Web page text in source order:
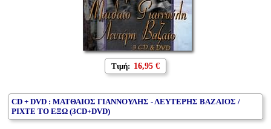
Τιμή: 16,95 €
CD + DVD : ΜΑΤΘΑΙΟΣ ΓΙΑΝΝΟΥΛΗΣ - ΛΕΥΤΕΡΗΣ ΒΑΖΑΙΟΣ /
ΡΙΧΤΕ ΤΟ ΕΞΩ (3CD+DVD)